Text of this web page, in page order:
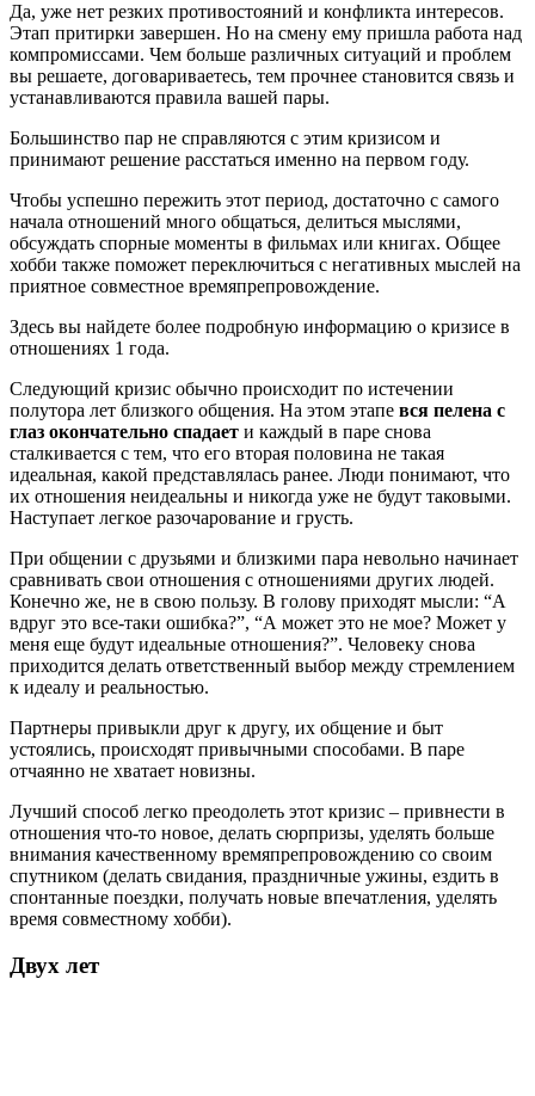
Да, уже нет резких противостояний и конфликта интересов.
Этап притирки завершен. Но на смену ему пришла работа над
компромиссами. Чем больше различных ситуаций и проблем
вы решаете, договариваетесь, тем прочнее становится связь и
устанавливаются правила вашей пары.
Большинство пар не справляются с этим кризисом и
принимают решение расстаться именно на первом году.
Чтобы успешно пережить этот период, достаточно с самого
начала отношений много общаться, делиться мыслями,
обсуждать спорные моменты в фильмах или книгах. Общее
хобби также поможет переключиться с негативных мыслей на
приятное совместное времяпрепровождение.
Здесь вы найдете более подробную информацию о кризисе в
отношениях 1 года.
Следующий кризис обычно происходит по истечении
полутора лет близкого общения. На этом этапе вся пелена с
глаз окончательно спадает и каждый в паре снова
сталкивается с тем, что его вторая половина не такая
идеальная, какой представлялась ранее. Люди понимают, что
их отношения неидеальны и никогда уже не будут таковыми.
Наступает легкое разочарование и грусть.
При общении с друзьями и близкими пара невольно начинает
сравнивать свои отношения с отношениями других людей.
Конечно же, не в свою пользу. В голову приходят мысли: “А
вдруг это все-таки ошибка?”, “А может это не мое? Может у
меня еще будут идеальные отношения?”. Человеку снова
приходится делать ответственный выбор между стремлением
к идеалу и реальностью.
Партнеры привыкли друг к другу, их общение и быт
устоялись, происходят привычными способами. В паре
отчаянно не хватает новизны.
Лучший способ легко преодолеть этот кризис – привнести в
отношения что-то новое, делать сюрпризы, уделять больше
внимания качественному времяпрепровождению со своим
спутником (делать свидания, праздничные ужины, ездить в
спонтанные поездки, получать новые впечатления, уделять
время совместному хобби).
Двух лет